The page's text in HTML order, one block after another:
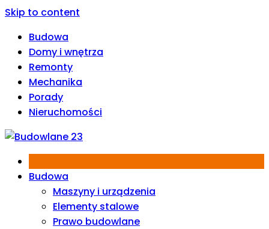
Skip to content
Budowa
Domy i wnętrza
Remonty
Mechanika
Porady
Nieruchomości
Budowa
Maszyny i urządzenia
Elementy stalowe
Prawo budowlane